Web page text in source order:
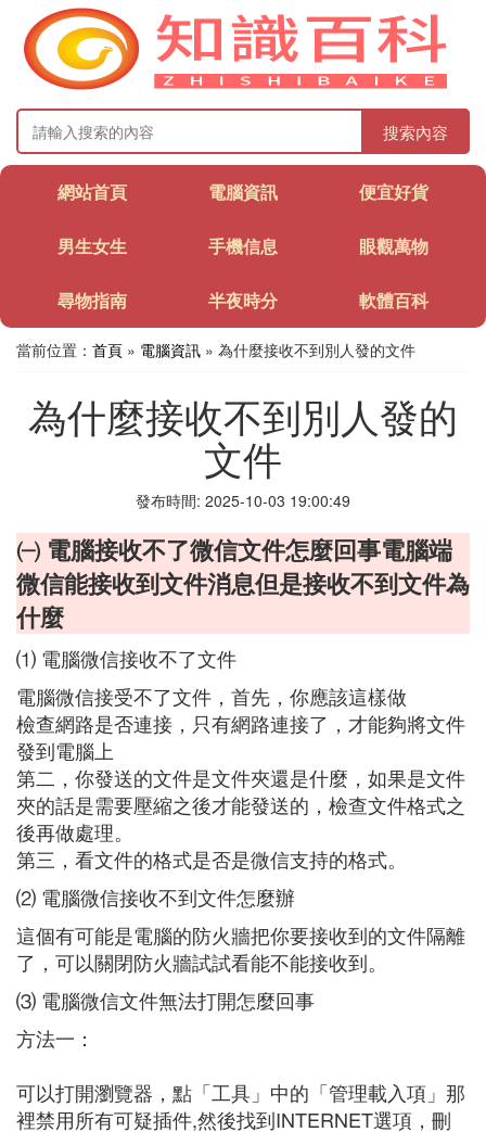
搜索內容
網站首頁 電腦資訊 便宜好貨
男生女生 手機信息 眼觀萬物
尋物指南 半夜時分 軟體百科
當前位置： 首頁 » 電腦資訊 » 為什麼接收不到別人發的文件
為什麼接收不到別人發的
文件
發布時間: 2025-10-03 19:00:49
㈠ 電腦接收不了微信文件怎麼回事電腦端
微信能接收到文件消息但是接收不到文件為
什麼
⑴ 電腦微信接收不了文件
電腦微信接受不了文件，首先，你應該這樣做
檢查網路是否連接，只有網路連接了，才能夠將文件
發到電腦上
第二，你發送的文件是文件夾還是什麼，如果是文件
夾的話是需要壓縮之後才能發送的，檢查文件格式之
後再做處理。
第三，看文件的格式是否是微信支持的格式。
⑵ 電腦微信接收不到文件怎麼辦
這個有可能是電腦的防火牆把你要接收到的文件隔離
了，可以關閉防火牆試試看能不能接收到。
⑶ 電腦微信文件無法打開怎麼回事
方法一：
可以打開瀏覽器，點「工具」中的「管理載入項」那
裡禁用所有可疑插件,然後找到INTERNET選項，刪